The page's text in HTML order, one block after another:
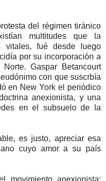
del régimen tiránico
multitudes que la
vitales, fué desde luego
por su incorporación a
Gaspar Betancourt
con que suscrbía
en New York el periódico
anexionista, y una
en el subsuelo de la
es justo, apreciar esa
cuyo amor a su país
movimiento anexionista;